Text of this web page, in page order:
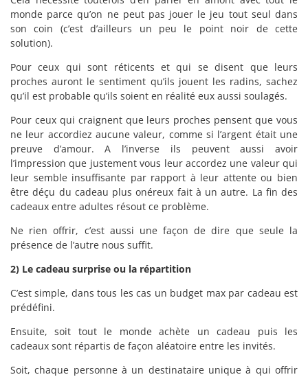
monde parce qu’on ne peut pas jouer le jeu tout seul dans
son coin (c’est d’ailleurs un peu le point noir de cette
solution).
Pour ceux qui sont réticents et qui se disent que leurs
proches auront le sentiment qu’ils jouent les radins, sachez
qu’il est probable qu’ils soient en réalité eux aussi soulagés.
Pour ceux qui craignent que leurs proches pensent que vous
ne leur accordiez aucune valeur, comme si l’argent était une
preuve d’amour. A l’inverse ils peuvent aussi avoir
l’impression que justement vous leur accordez une valeur qui
leur semble insuffisante par rapport à leur attente ou bien
être déçu du cadeau plus onéreux fait à un autre. La fin des
cadeaux entre adultes résout ce problème.
Ne rien offrir, c’est aussi une façon de dire que seule la
présence de l’autre nous suffit.
2) Le cadeau surprise ou la répartition
C’est simple, dans tous les cas un budget max par cadeau est
prédéfini.
Ensuite, soit tout le monde achète un cadeau puis les
cadeaux sont répartis de façon aléatoire entre les invités.
Soit, chaque personne à un destinataire unique à qui offrir